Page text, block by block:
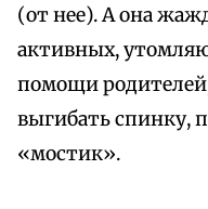
(от нее). А она
активных,
помощи
выгибать спинку,
«мостик».